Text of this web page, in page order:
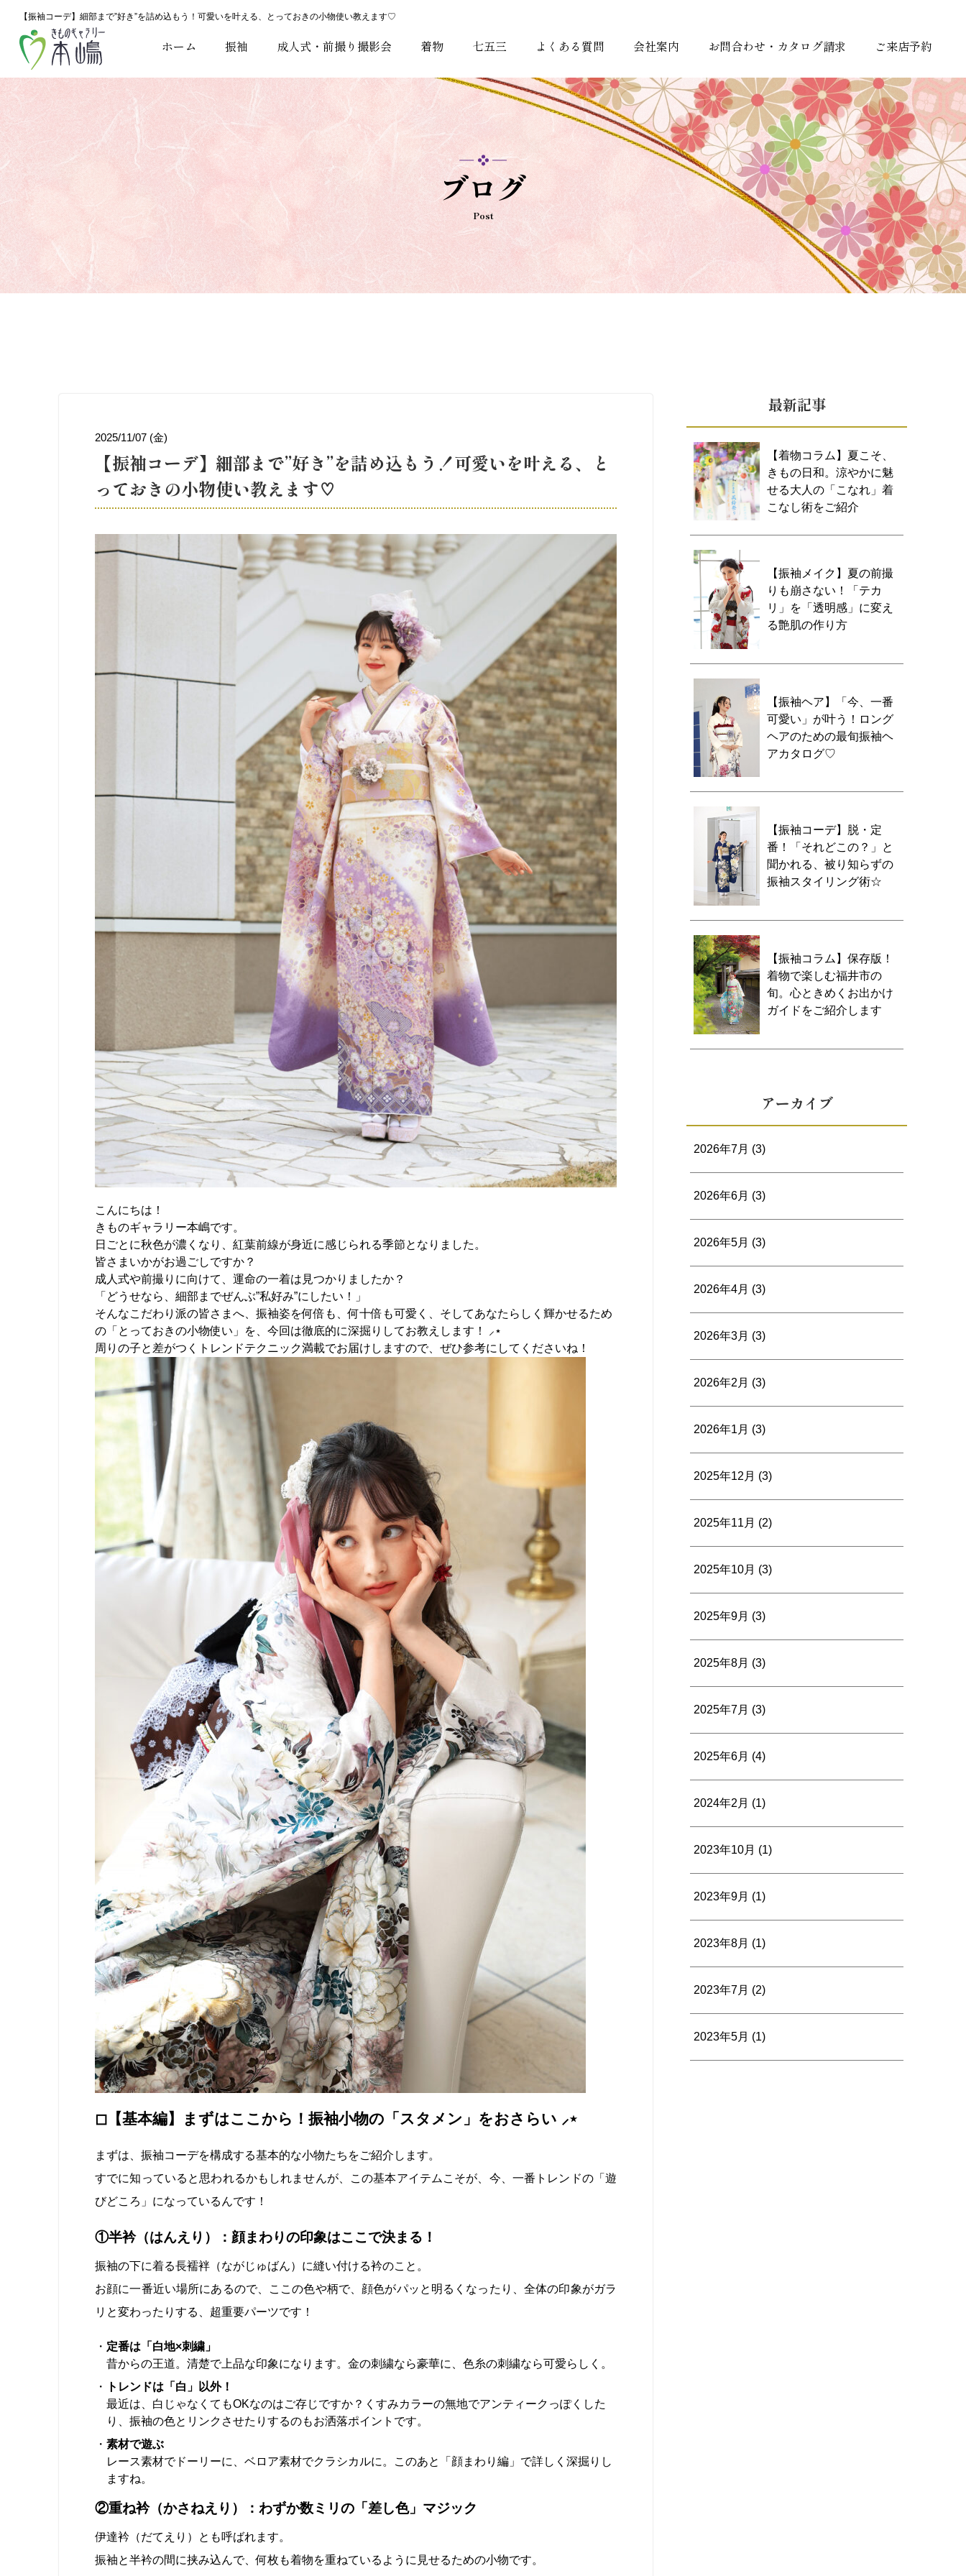
【振袖コーデ】細部まで”好き”を詰め込もう！可愛いを叶える、とっておきの小物使い教えます♡
ホーム 振袖 成人式・前撮り撮影会 着物 七五三 よくある質問 会社案内 お問合わせ・カタログ請求 ご来店予約
ブログ
Post
2025/11/07 (金)
【振袖コーデ】細部まで”好き”を詰め込もう！可愛いを叶える、と
っておきの小物使い教えます♡
こんにちは！
きものギャラリー本嶋です。
日ごとに秋色が濃くなり、紅葉前線が身近に感じられる季節となりました。
皆さまいかがお過ごしですか？
成人式や前撮りに向けて、運命の一着は見つかりましたか？
「どうせなら、細部までぜんぶ”私好み”にしたい！」
そんなこだわり派の皆さまへ、振袖姿を何倍も、何十倍も可愛く、そしてあなたらしく輝かせるため
の「とっておきの小物使い」を、今回は徹底的に深掘りしてお教えします！ ⸝⋆
周りの子と差がつくトレンドテクニック満載でお届けしますので、ぜひ参考にしてくださいね！
◻︎【基本編】まずはここから！振袖小物の「スタメン」をおさらい ⸝⋆
まずは、振袖コーデを構成する基本的な小物たちをご紹介します。
すでに知っていると思われるかもしれませんが、この基本アイテムこそが、今、一番トレンドの「遊
びどころ」になっているんです！
①半衿（はんえり）：顔まわりの印象はここで決まる！
振袖の下に着る長襦袢（ながじゅばん）に縫い付ける衿のこと。
お顔に一番近い場所にあるので、ここの色や柄で、顔色がパッと明るくなったり、全体の印象がガラ
リと変わったりする、超重要パーツです！
定番は「白地×刺繍」
昔からの王道。清楚で上品な印象になります。金の刺繍なら豪華に、色糸の刺繍なら可愛らしく。
トレンドは「白」以外！
最近は、白じゃなくてもOKなのはご存じですか？くすみカラーの無地でアンティークっぽくした
り、振袖の色とリンクさせたりするのもお洒落ポイントです。
素材で遊ぶ
レース素材でドーリーに、ベロア素材でクラシカルに。このあと「顔まわり編」で詳しく深掘りし
ますね。
②重ね衿（かさねえり）：わずか数ミリの「差し色」マジック
伊達衿（だてえり）とも呼ばれます。
振袖と半衿の間に挟み込んで、何枚も着物を重ねているように見せるための小物です。
最新記事
【着物コラム】夏こそ、
きもの日和。涼やかに魅
せる大人の「こなれ」着
こなし術をご紹介
【振袖メイク】夏の前撮
りも崩さない！「テカ
リ」を「透明感」に変え
る艶肌の作り方
【振袖ヘア】「今、一番
可愛い」が叶う！ロング
ヘアのための最旬振袖ヘ
アカタログ♡
【振袖コーデ】脱・定
番！「それどこの？」と
聞かれる、被り知らずの
振袖スタイリング術☆
【振袖コラム】保存版！
着物で楽しむ福井市の
旬。心ときめくお出かけ
ガイドをご紹介します
アーカイブ
2026年7月 (3)
2026年6月 (3)
2026年5月 (3)
2026年4月 (3)
2026年3月 (3)
2026年2月 (3)
2026年1月 (3)
2025年12月 (3)
2025年11月 (2)
2025年10月 (3)
2025年9月 (3)
2025年8月 (3)
2025年7月 (3)
2025年6月 (4)
2024年2月 (1)
2023年10月 (1)
2023年9月 (1)
2023年8月 (1)
2023年7月 (2)
2023年5月 (1)